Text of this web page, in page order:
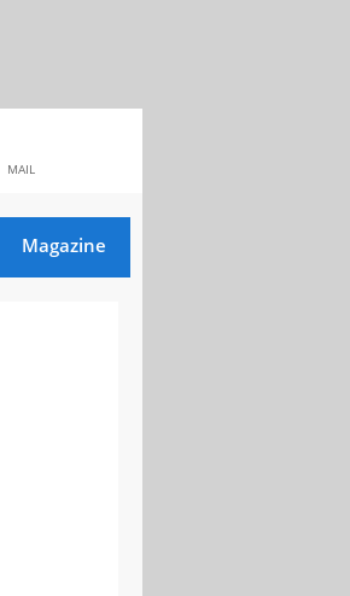
MAIL
Magazine